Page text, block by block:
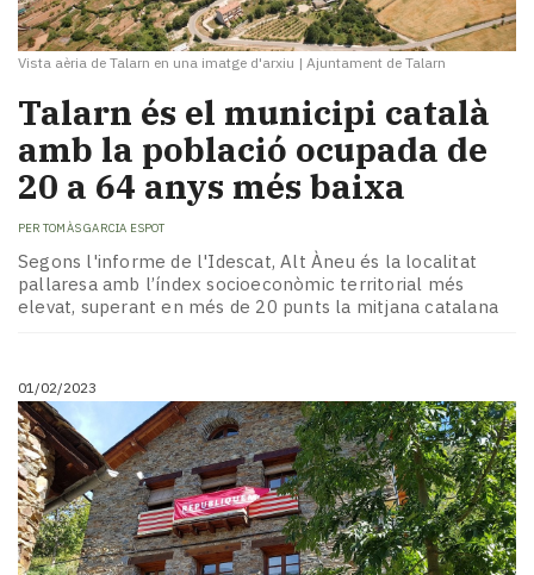
Vista aèria de Talarn en una imatge d'arxiu | Ajuntament de Talarn
Talarn és el municipi català
amb la població ocupada de
20 a 64 anys més baixa
PER TOMÀS GARCIA ESPOT
Segons l'informe de l'Idescat, Alt Àneu és la localitat
pallaresa amb l’índex socioeconòmic territorial més
elevat, superant en més de 20 punts la mitjana catalana
01/02/2023